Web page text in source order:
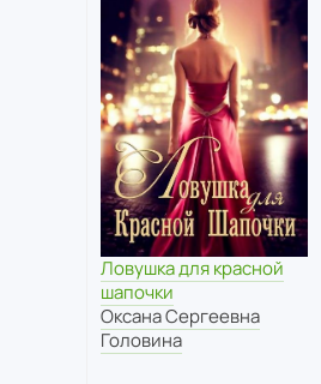
Ловушка для красной
шапочки
Оксана Сергеевна
Головина